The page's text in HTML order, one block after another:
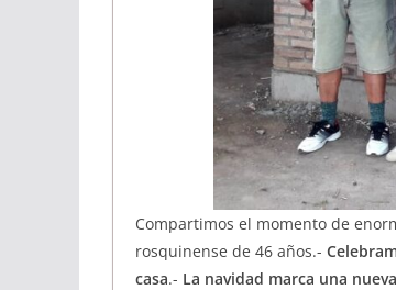
Compartimos el momento de
rosquinense de 46 años.-
casa.- La navidad marca una